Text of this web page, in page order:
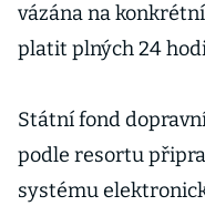
vázána na
platit plných 24
Státní fond
podle resortu
systému